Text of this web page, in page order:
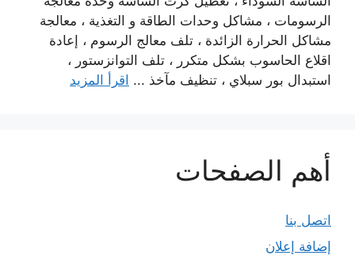
الرسومات ، مشاكل وحدات الطاقة و التغذية ، معالجة
مشاكل الحرارة الزائدة ، تلف معالج الرسوم ، إعادة
اقلاع الحاسوب بشكل متكرر ، تلف التوانزستور ،
استبدال بور سبلاي ، تنظيف مآخذ ... اقرأ المزيد
أهم الصفحات
اتصل بنا
إضافة إعلان